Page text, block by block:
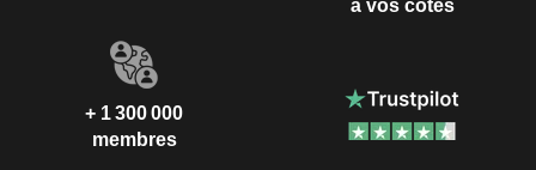
à vos côtés
+ 1 300 000
membres